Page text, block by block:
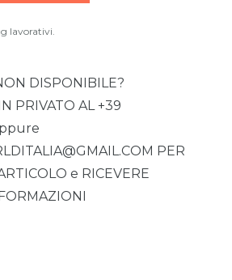
lavorativi.
DISPONIBILE?
PRIVATO AL +39
PER
e RICEVERE